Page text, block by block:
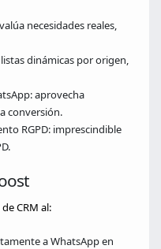
necesidades reales,
dinámicas por origen,
aprovecha
conversión.
RGPD: imprescindible
CRM al:
a WhatsApp en